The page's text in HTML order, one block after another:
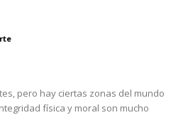
pero hay ciertas zonas del mundo
física y moral son mucho